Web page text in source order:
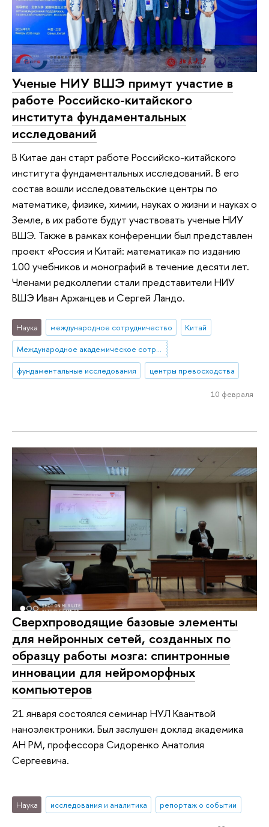
Ученые НИУ ВШЭ примут участие в
работе Российско-китайского
института фундаментальных
исследований
В Китае дан старт работе Российско-китайского
института фундаментальных исследований. В его
состав вошли исследовательские центры по
математике, физике, химии, науках о жизни и науках о
Земле, в их работе будут участвовать ученые НИУ
ВШЭ. Также в рамках конференции был представлен
проект «Россия и Китай: математика» по изданию
100 учебников и монографий в течение десяти лет.
Членами редколлегии стали представители НИУ
ВШЭ Иван Аржанцев и Сергей Ландо.
Наука международное сотрудничество
Китай
Международное академическое сотрудничество
фундаментальные исследования
центры превосходства
10 февраля
Сверхпроводящие базовые элементы
для нейронных сетей, созданных по
образцу работы мозга: спинтронные
инновации для нейроморфных
компьютеров
21 января состоялся семинар НУЛ Квантвой
наноэлектроники. Был заслушен доклад академика
АН РМ, профессора Сидоренко Анатолия
Сергеевича.
Наука исследования и аналитика репортаж о событии